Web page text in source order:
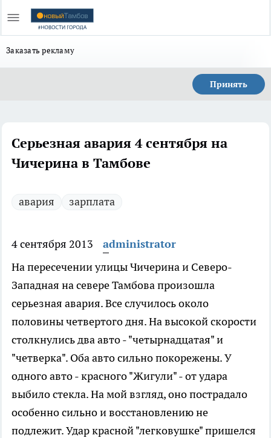
Заказать рекламу
Принять
Серьезная авария 4 сентября на
Чичерина в Тамбове
авария зарплата
4 сентября 2013
administrator
На пересечении улицы Чичерина и Северо-
Западная на севере Тамбова произошла
серьезная авария. Все случилось около
половины четвертого дня. На высокой скорости
столкнулись два авто - "четырнадцатая" и
"четверка". Оба авто сильно покорежены. У
одного авто - красного "Жигули" - от удара
выбило стекла. На мой взгляд, оно пострадало
особенно сильно и восстановлению не
подлежит. Удар красной "легковушке" пришелся